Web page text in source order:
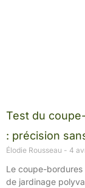
Test du
: précision
Élodie Rousseau 4
Le coupe-bordures
de jardinage